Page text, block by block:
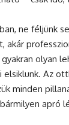
ne féljünk
akár
olyan
Az
minden
apró